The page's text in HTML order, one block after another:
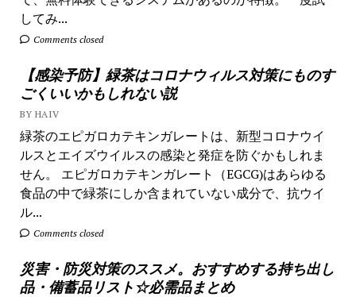
してみ...
Comments closed
【感染予防】緑茶はコロナウィルス対策にものす
ごくいいかもしれない説
BY HAIV
緑茶のエピガロカテキンガレートは、新型コロナウイ
ルスとエイズウイルスの感染と発症を防ぐかもしれま
せん。 エピガロカテキンガレート（EGCG)はあらゆる
食品の中で緑茶にしか含まれていない成分で、抗ウイ
ル...
Comments closed
災害・防災対策のススメ。おすすめする持ち出し
品・備蓄品リスト☆必需品まとめ